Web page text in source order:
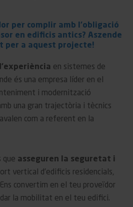
per complir amb l’obligació
en edificis antics? Aszende
per a aquest projecte!
en sistemes de
és una empresa líder en el
i modernització
una gran trajectòria i tècnics
com a referent en la
que asseguren la seguretat i
vertical d’edificis residencials,
convertim en el teu proveïdor
la mobilitat en el teu edifici.